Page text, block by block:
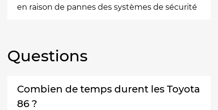
en raison de pannes des systèmes de sécurité
Questions
Combien de temps durent les Toyota
86 ?